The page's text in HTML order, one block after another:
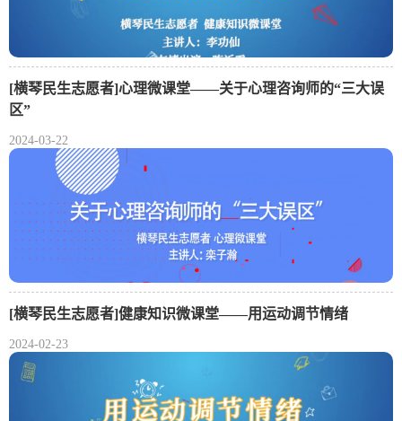
[横琴民生志愿者]心理微课堂——关于心理咨询师的“三大误
区”
2024-03-22
[横琴民生志愿者]健康知识微课堂——用运动调节情绪
2024-02-23